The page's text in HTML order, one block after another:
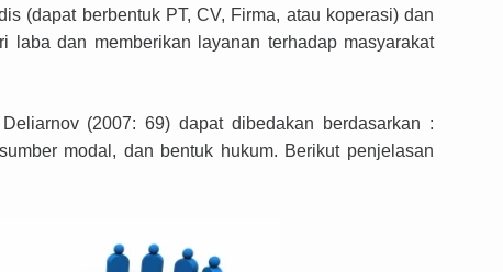
(dapat berbentuk PT, CV, Firma, atau koperasi) dan
laba dan memberikan layanan terhadap masyarakat
(2007: 69) dapat dibedakan berdasarkan :
modal, dan bentuk hukum. Berikut penjelasan